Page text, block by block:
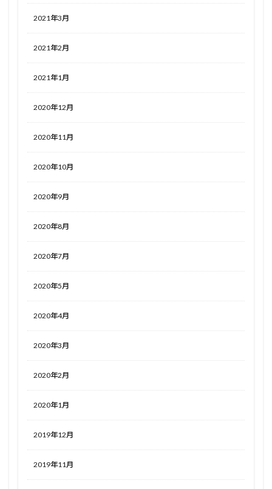
2021年3月
2021年2月
2021年1月
2020年12月
2020年11月
2020年10月
2020年9月
2020年8月
2020年7月
2020年5月
2020年4月
2020年3月
2020年2月
2020年1月
2019年12月
2019年11月